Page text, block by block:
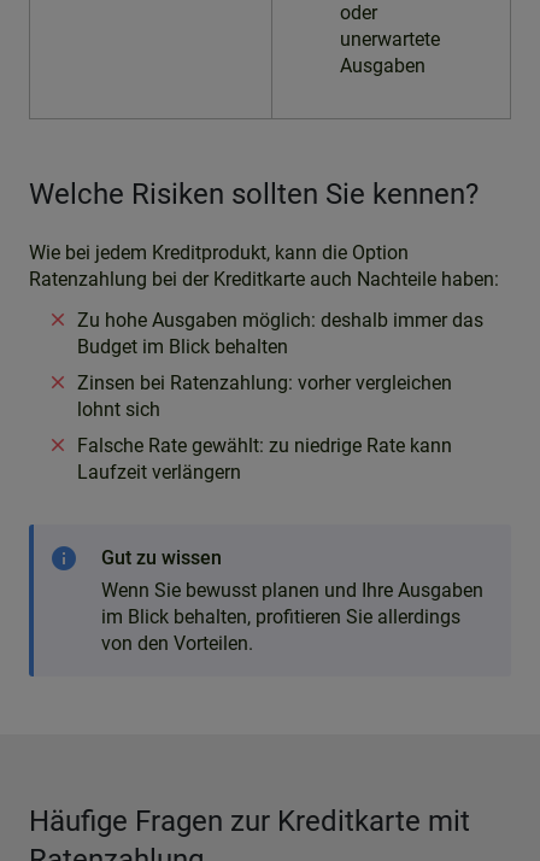
oder
unerwartete
Ausgaben
Welche Risiken sollten Sie kennen?
Wie bei jedem Kreditprodukt, kann die Option
Ratenzahlung bei der Kreditkarte auch Nachteile haben:
Zu hohe Ausgaben möglich: deshalb immer das
Budget im Blick behalten
Zinsen bei Ratenzahlung: vorher vergleichen
lohnt sich
Falsche Rate gewählt: zu niedrige Rate kann
Laufzeit verlängern
info
Gut zu wissen
Wenn Sie bewusst planen und Ihre Ausgaben
im Blick behalten, profitieren Sie allerdings
von den Vorteilen.
Häufige Fragen zur Kreditkarte mit